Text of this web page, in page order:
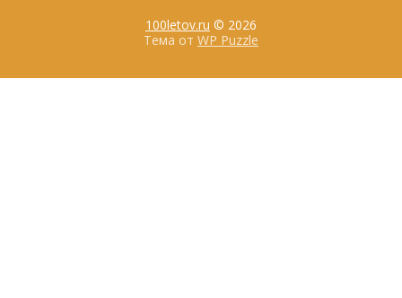
100letov.ru © 2026
Тема от WP Puzzle